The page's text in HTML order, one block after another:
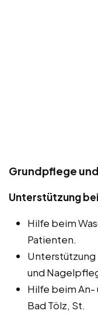
Grundpflege
Unterstützung
Hilfe beim
Patienten.
und
Hilfe beim An-
Bad Tölz, St.